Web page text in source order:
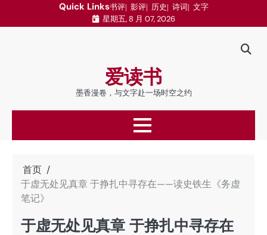
Quick Links书评 影评 历史 诗词 文字
星期五, 8 月 07, 2026
爱读书
墨香漫卷，与文字赴一场时空之约
首页
于虚无处见真章 于挣扎中寻存在——读史铁生《务虚
笔记》
于虚无处见真章 于挣扎中寻存在